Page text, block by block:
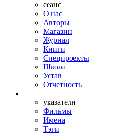
сеанс
О нас
Авторы
Магазин
Журнал
Книги
Спецпроекты
Школа
Устав
Отчетность
указатели
Фильмы
Имена
Тэги